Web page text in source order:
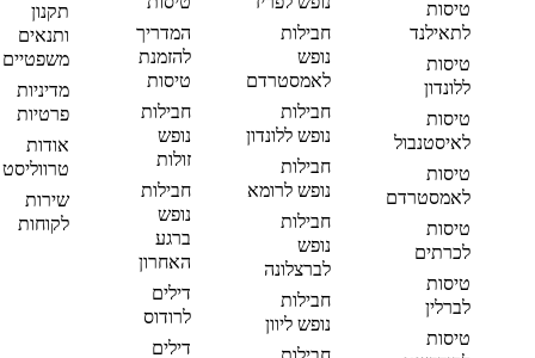
טיסות
לתאילנד
טיסות
ללונדון
טיסות
לאיסטנבול
טיסות
לאמסטרדם
טיסות
לכרתים
טיסות
לברלין
טיסות
חבילות
נופש
לאמסטרדם
חבילות
נופש ללונדון
חבילות
נופש לרומא
חבילות
נופש
לברצלונה
חבילות
נופש ליוון
המדריך
להזמנת
טיסות
חבילות
נופש
זולות
חבילות
נופש
ברגע
האחרון
דילים
לרודוס
דילים
תקנון
ותנאים
משפטיים
מדיניות
פרטיות
אודות
טרווליסט
שירות
לקוחות